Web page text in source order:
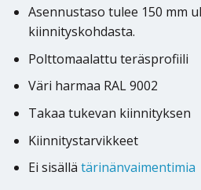
Asennustaso tulee 150 mm
kiinnityskohdasta.
Polttomaalattu teräsprofiili
Väri harmaa RAL 9002
Takaa tukevan kiinnityksen
Kiinnitystarvikkeet
Ei sisällä tärinänvaimentimia